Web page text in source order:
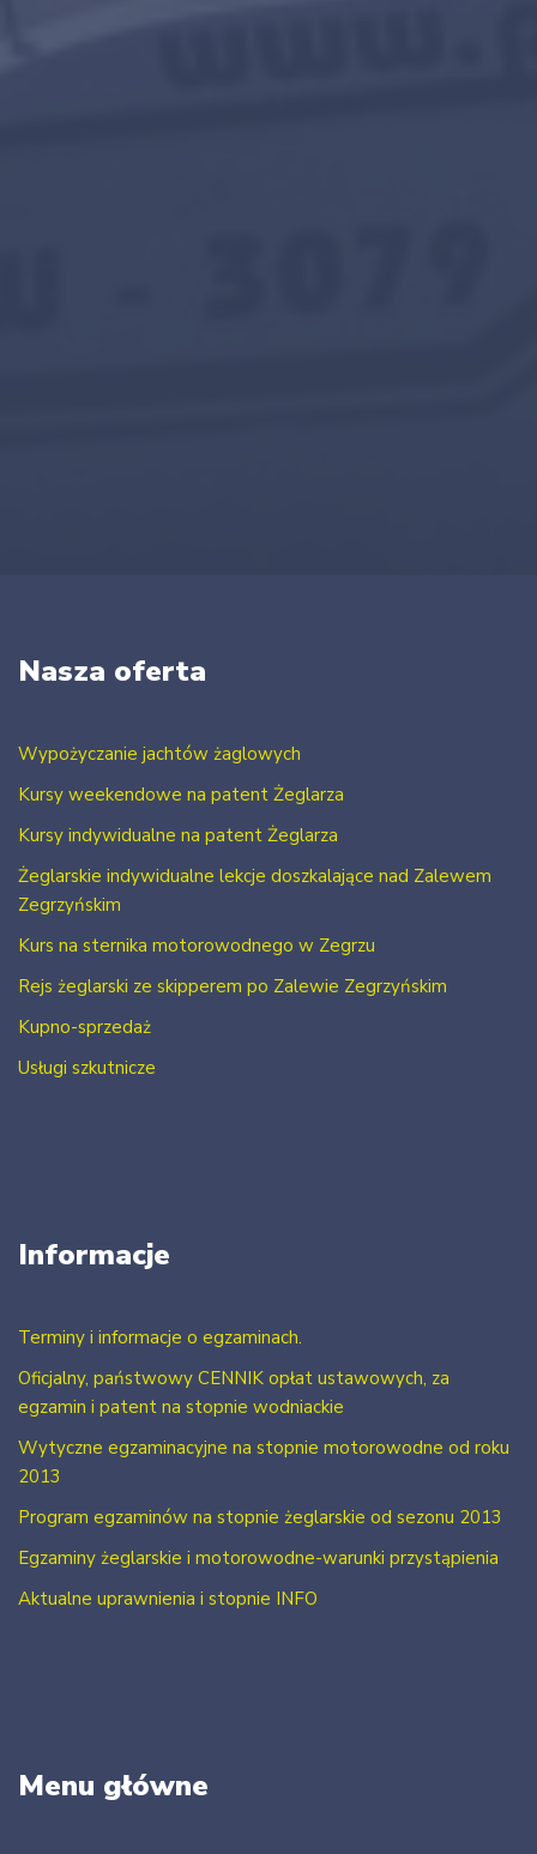
Nasza oferta
Wypożyczanie jachtów żaglowych
Kursy weekendowe na patent Żeglarza
Kursy indywidualne na patent Żeglarza
Żeglarskie indywidualne lekcje doszkalające nad Zalewem
Zegrzyńskim
Kurs na sternika motorowodnego w Zegrzu
Rejs żeglarski ze skipperem po Zalewie Zegrzyńskim
Kupno-sprzedaż
Usługi szkutnicze
Informacje
Terminy i informacje o egzaminach.
Oficjalny, państwowy CENNIK opłat ustawowych, za
egzamin i patent na stopnie wodniackie
Wytyczne egzaminacyjne na stopnie motorowodne od roku
2013
Program egzaminów na stopnie żeglarskie od sezonu 2013
Egzaminy żeglarskie i motorowodne-warunki przystąpienia
Aktualne uprawnienia i stopnie INFO
Menu główne